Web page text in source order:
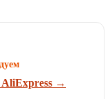
AliExpress →